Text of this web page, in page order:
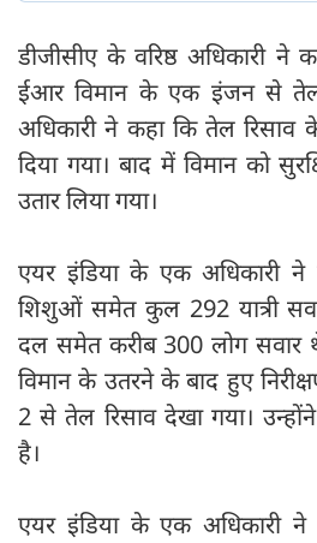
डीजीसीए के वरिष्ठ अधिकारी ने
ईआर विमान के एक इंजन से तेल
अधिकारी ने कहा कि तेल
दिया गया। बाद में विमान को
उतार लिया गया।
एयर इंडिया के एक अधिकारी ने
शिशुओं समेत कुल 292 यात्री
दल समेत करीब 300 लोग सवार
विमान के उतरने के बाद हुए
2 से तेल रिसाव देखा गया। उन्होंने
है।
एयर इंडिया के एक अधिकारी ने